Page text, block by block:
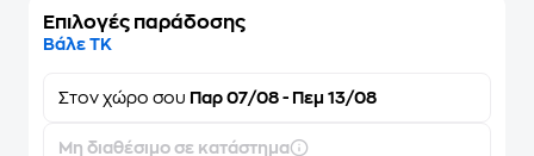
Επιλογές παράδοσης
Βάλε ΤΚ
Στον χώρο σου Παρ 07/08 - Πεμ 13/08
Μη διαθέσιμο σε κατάστημα